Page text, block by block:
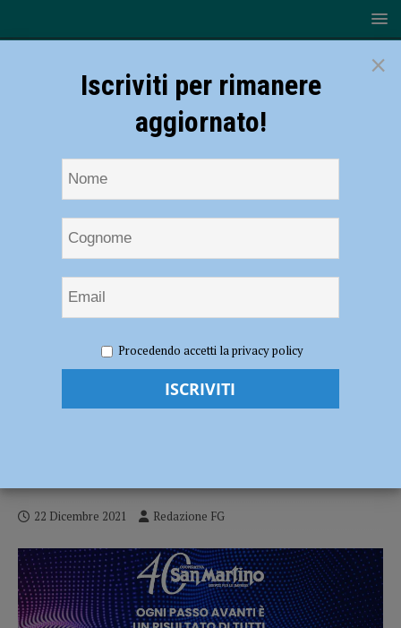
vaccinale non si ferma nei giorni festivi, somministrazioni anche il 25
dicembre e il primo gennaio
La campagna vaccinale non si ferma nei
22 Dicembre 2021 Redazione FG
×
Iscriviti per rimanere
aggiornato!
Procedendo accetti la privacy policy